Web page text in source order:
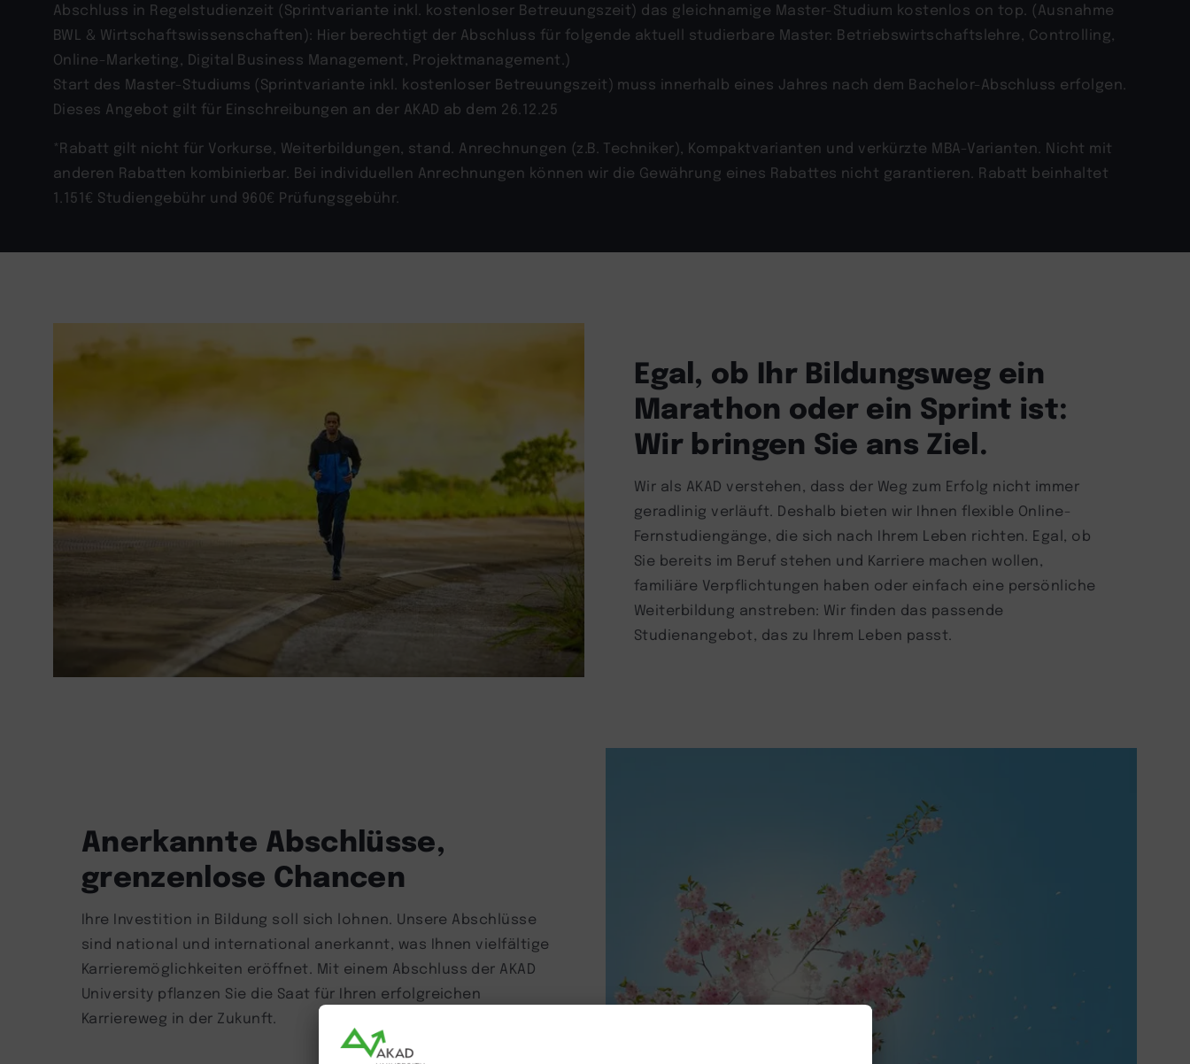
Abschluss in Regelstudienzeit (Sprintvariante inkl. kostenloser Betreuungszeit) das gleichnamige Master-Studium kostenlos on top. (Ausnahme
BWL & Wirtschaftswissenschaften): Hier berechtigt der Abschluss für folgende aktuell studierbare Master: Betriebswirtschaftslehre, Controlling,
Online-Marketing, Digital Business Management, Projektmanagement.)
Start des Master-Studiums (Sprintvariante inkl. kostenloser Betreuungszeit) muss innerhalb eines Jahres nach dem Bachelor-Abschluss erfolgen.
Dieses Angebot gilt für Einschreibungen an der AKAD ab dem 26.12.25
*Rabatt gilt nicht für Vorkurse, Weiterbildungen, stand. Anrechnungen (z.B. Techniker), Kompaktvarianten und verkürzte MBA-Varianten. Nicht mit
anderen Rabatten kombinierbar. Bei individuellen Anrechnungen können wir die Gewährung eines Rabattes nicht garantieren. Rabatt beinhaltet
1.151€ Studiengebühr und 960€ Prüfungsgebühr.
Egal, ob Ihr Bildungsweg ein
Marathon oder ein Sprint ist:
Wir bringen Sie ans Ziel.
Wir als AKAD verstehen, dass der Weg zum Erfolg nicht immer
geradlinig verläuft. Deshalb bieten wir Ihnen flexible Online-
Fernstudiengänge, die sich nach Ihrem Leben richten. Egal, ob
Sie bereits im Beruf stehen und Karriere machen wollen,
familiäre Verpflichtungen haben oder einfach eine persönliche
Weiterbildung anstreben: Wir finden das passende
Studienangebot, das zu Ihrem Leben passt.
Anerkannte Abschlüsse,
grenzenlose Chancen
Ihre Investition in Bildung soll sich lohnen. Unsere Abschlüsse
sind national und international anerkannt, was Ihnen vielfältige
Karrieremöglichkeiten eröffnet. Mit einem Abschluss der AKAD
University pflanzen Sie die Saat für Ihren erfolgreichen
Karriereweg in der Zukunft.